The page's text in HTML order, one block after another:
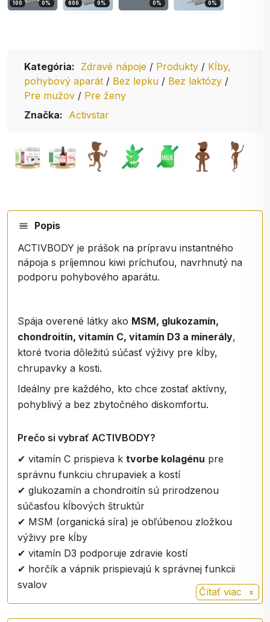
100 0% 600 0% 0% 0%
Kategória: Zdravé nápoje / Produkty / Kĺby,
pohybový aparát / Bez lepku / Bez laktózy /
Pre mužov / Pre ženy
Značka: Activstar
Popis
ACTIVBODY je prášok na prípravu instantného
nápoja s príjemnou kiwi príchuťou, navrhnutý na
podporu pohybového aparátu.
Spája overené látky ako MSM, glukozamín,
chondroitín, vitamín C, vitamín D3 a minerály,
ktoré tvoria dôležitú súčasť výživy pre kĺby,
chrupavky a kosti.
Ideálny pre každého, kto chce zostať aktívny,
pohyblivý a bez zbytočného diskomfortu.
Prečo si vybrať ACTIVBODY?
✔ vitamín C prispieva k tvorbe kolagénu pre
správnu funkciu chrupaviek a kostí
✔ glukozamín a chondroitín sú prirodzenou
súčasťou kĺbových štruktúr
✔ MSM (organická síra) je obľúbenou zložkou
výživy pre kĺby
✔ vitamín D3 podporuje zdravie kostí
✔ horčík a vápnik prispievajú k správnej funkcii
svalov
Účinné zložky v dennej dávke
Čítať viac